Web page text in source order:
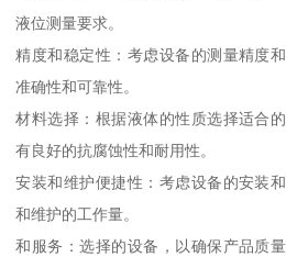
液位测量要求。
精度和稳定性：考虑设备的测量精度
准确性和可靠性。
材料选择：根据液体的性质选择适合
有良好的抗腐蚀性和耐用性。
安装和维护便捷性：考虑设备的安装
和维护的工作量。
和服务：选择的设备，以确保产品质